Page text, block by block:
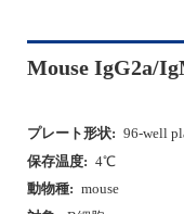
Mouse IgG2a/
プレート形状: 96-well
保存温度: 4℃
動物種: mouse